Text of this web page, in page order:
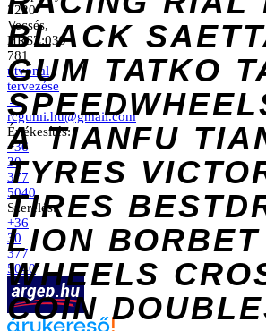
BLACK
GUM TATKO
A TIANFU
TYRES
TIRES
LION BORBET
WHEELS
COIN
2220
Vecsés,
HRSZ:039
781
útvonal
tervezése
→
rcgumi.hu@gmail.com
Értékesítés:
+36
30
377
5040
Szerelés:
+36
30
377
5040